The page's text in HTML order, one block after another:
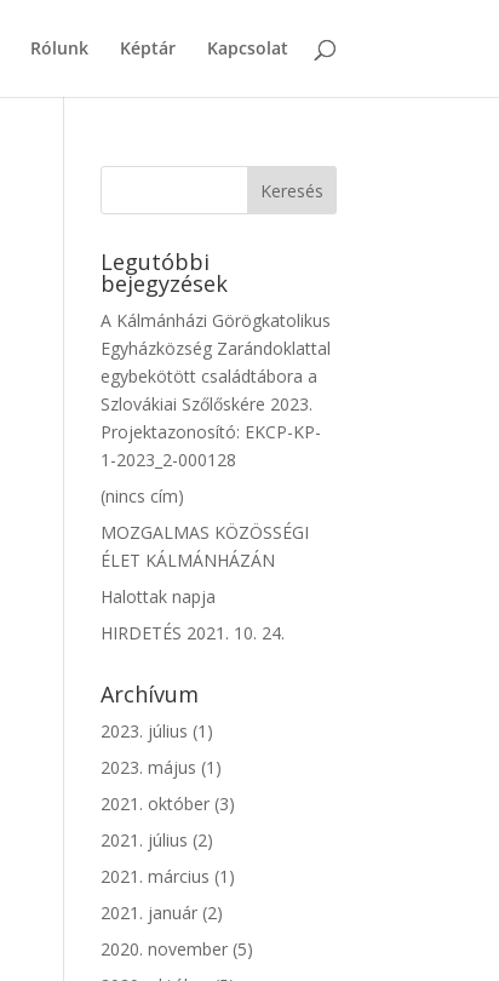
Rólunk Képtár Kapcsolat
Legutóbbi
bejegyzések
A Kálmánházi Görögkatolikus
Egyházközség Zarándoklattal
egybekötött családtábora a
Szlovákiai Szőlőskére 2023.
Projektazonosító: EKCP-KP-
1-2023_2-000128
(nincs cím)
MOZGALMAS KÖZÖSSÉGI
ÉLET KÁLMÁNHÁZÁN
Halottak napja
HIRDETÉS 2021. 10. 24.
Archívum
2023. július (1)
2023. május (1)
2021. október (3)
2021. július (2)
2021. március (1)
2021. január (2)
2020. november (5)